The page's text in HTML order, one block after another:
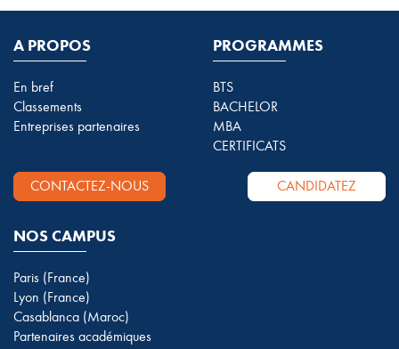
A PROPOS
En bref
Classements
Entreprises partenaires
PROGRAMMES
BTS
BACHELOR
MBA
CERTIFICATS
CONTACTEZ-NOUS CANDIDATEZ
NOS CAMPUS
Paris (France)
Lyon (France)
Casablanca (Maroc)
Partenaires académiques